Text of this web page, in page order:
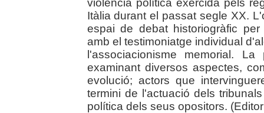
violència política exercida pels
Itàlia durant el passat segle XX.
espai de debat historiogràfic
amb el testimoniatge individual
l'associacionisme memorial.
examinant diversos aspectes,
evolució; actors que
termini de l'actuació dels
política dels seus opositors.